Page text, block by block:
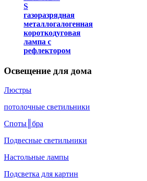
S
газоразрядная
металлогалогенная
короткодуговая
лампа с
рефлектором
Освещение для дома
Люстры
потолочные светильники
Споты║бра
Подвесные светильники
Настольные лампы
Подсветка для картин